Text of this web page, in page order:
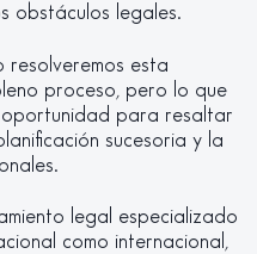
obstáculos legales.
resolveremos esta
proceso, pero lo que
para resaltar
sucesoria y la
legal especializado
como internacional,